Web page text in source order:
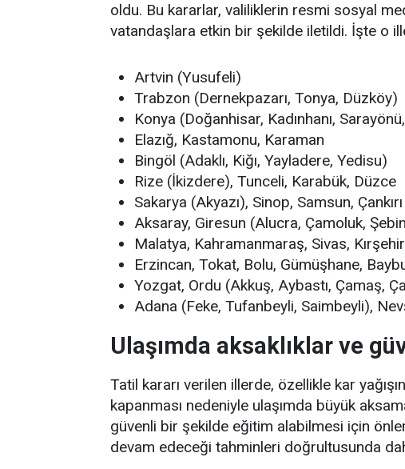
oldu. Bu kararlar, valiliklerin resmi sosyal
vatandaşlara etkin bir şekilde iletildi. İşte o
Artvin (Yusufeli)
Trabzon (Dernekpazarı, Tonya, Düzköy)
Konya (Doğanhisar, Kadınhanı,
Elazığ, Kastamonu, Karaman
Bingöl (Adaklı, Kiğı, Yayladere, Yedisu)
Rize (İkizdere), Tunceli, Karabük, Düzce
Sakarya (Akyazı), Sinop, Samsun, Çankırı
Aksaray, Giresun (Alucra, Çamoluk,
Malatya, Kahramanmaraş, Sivas, Kırşehir
Erzincan, Tokat, Bolu, Gümüşhane,
Yozgat, Ordu (Akkuş, Aybastı, Çamaş,
Adana (Feke, Tufanbeyli, Saimbeyli),
Ulaşımda aksaklıklar ve
Tatil kararı verilen illerde, özellikle kar
kapanması nedeniyle ulaşımda büyük
güvenli bir şekilde eğitim alabilmesi için
devam edeceği tahminleri doğrultusunda